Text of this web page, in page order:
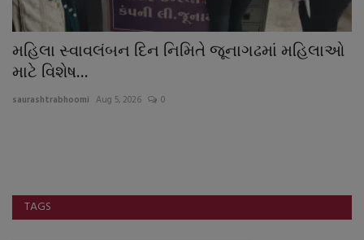
મહિલા સ્વાવલંબન દિન નિમિતે જૂનાગઢમાં મહિલાઓ
માટે વિશેષ...
saurashtrabhoomi Aug 5, 2026 0
TAGS